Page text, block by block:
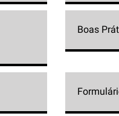
Boas